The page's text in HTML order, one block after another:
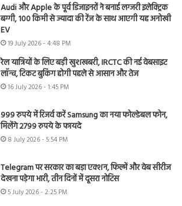
Audi और Apple के पूर्व डिजाइनरों ने बनाई लग्जरी इलेक्ट्रिक
बग्गी, 100 किमी से ज्यादा की रेंज के साथ आएगी यह अनोखी
EV
19 July 2026 - 4:48 PM
रेल यात्रियों के लिए बड़ी खुशखबरी, IRCTC की नई वेबसाइट
लॉन्च, टिकट बुकिंग होगी पहले से आसान और तेज
16 July 2026 - 1:45 PM
999 रुपये में रिजर्व करें Samsung का नया फोल्डेबल फोन,
मिलेंगे 2799 रुपये के फायदे
8 July 2026 - 5:54 PM
Telegram पर सरकार का बड़ा एक्शन, फिल्में और वेब सीरीज
देखना पड़ेगा भारी, तीन दिनों में दूसरा नोटिस
5 July 2026 - 2:25 PM